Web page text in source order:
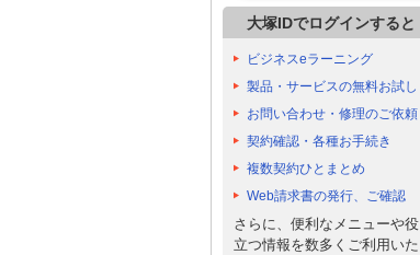
大塚IDでログインすると
ビジネスeラーニング
製品・サービスの無料お試し
お問い合わせ・修理のご依頼
契約確認・各種お手続き
複数契約ひとまとめ
Web請求書の発行、ご確認
さらに、便利なメニューや役
立つ情報を数多くご利用いた